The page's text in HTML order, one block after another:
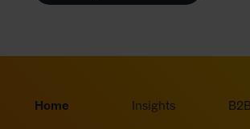
Home Insights